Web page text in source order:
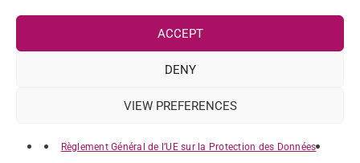
ACCEPT
DENY
VIEW PREFERENCES
Règlement Général de l’UE sur la Protection des Données
IBAN: NL60RABO0361406037
© 2022 Atlas Sanitation Products B.V. All Rights Reserved.